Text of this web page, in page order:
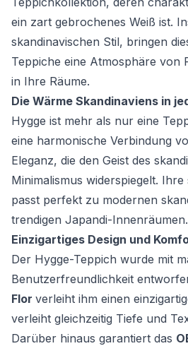
ein zart gebrochenes Weiß ist.
skandinavischen Stil, bringen
Teppiche eine Atmosphäre von
in Ihre Räume.
Die Wärme Skandinaviens in
Hygge ist mehr als nur eine
eine harmonische Verbindung
Eleganz, die den Geist des
Minimalismus widerspiegelt.
passt perfekt zu modernen
trendigen Japandi-Innenräumen.
Einzigartiges Design und
Der Hygge-Teppich wurde mit
Benutzerfreundlichkeit
Flor verleiht ihm einen
verleiht gleichzeitig Tiefe und
Darüber hinaus garantiert das